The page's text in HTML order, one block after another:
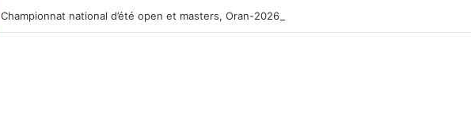
Championnat national d’été open et masters, Oran-2026 — Le CRB s’adjuge le titre